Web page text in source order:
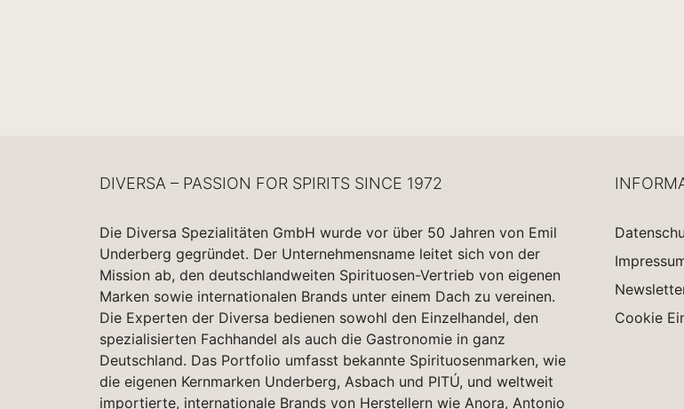
DIVERSA – PASSION FOR SPIRITS SINCE 1972
Die Diversa Spezialitäten GmbH wurde vor über 50 Jahren von Emil
Underberg gegründet. Der Unternehmensname leitet sich von der
Mission ab, den deutschlandweiten Spirituosen-Vertrieb von eigenen
Marken sowie internationalen Brands unter einem Dach zu vereinen.
Die Experten der Diversa bedienen sowohl den Einzelhandel, den
spezialisierten Fachhandel als auch die Gastronomie in ganz
Deutschland. Das Portfolio umfasst bekannte Spirituosenmarken, wie
die eigenen Kernmarken Underberg, Asbach und PITÚ, und weltweit
importierte, internationale Brands von Herstellern wie Anora, Antonio
Cookie